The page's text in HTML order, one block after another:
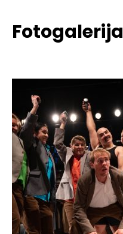
Fotogalerija